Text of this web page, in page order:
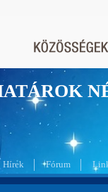
Hírek Fórum